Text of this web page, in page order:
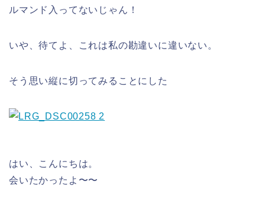
ルマンド入ってないじゃん！
いや、待てよ、これは私の勘違いに違いない。
そう思い縦に切ってみることにした
はい、こんにちは。
会いたかったよ〜〜